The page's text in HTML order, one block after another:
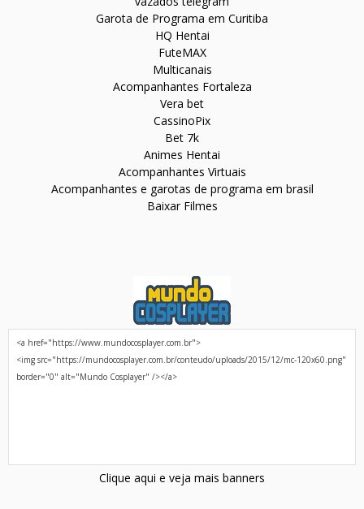
Garota de Programa em Curitiba
HQ Hentai
FuteMAX
Multicanais
Acompanhantes Fortaleza
Vera bet
CassinoPix
Bet 7k
Animes Hentai
Acompanhantes Virtuais
Acompanhantes e garotas de programa em brasil
Baixar Filmes
Clique aqui e veja mais banners